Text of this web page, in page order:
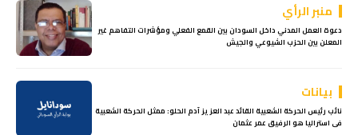
منبر الرأي
دعوة العمل المدني داخل السودان بين القمع الفعلي ومؤشرات التفاهم غير
المعلن بين الحزب الشيوعي والجيش
بيانات
نائب رئيس الحركة الشعبية القائد عبد العزيز آدم الحلو: ممثل الحركة الشعبية
فى استراليا هو الرفيق عمر عثمان